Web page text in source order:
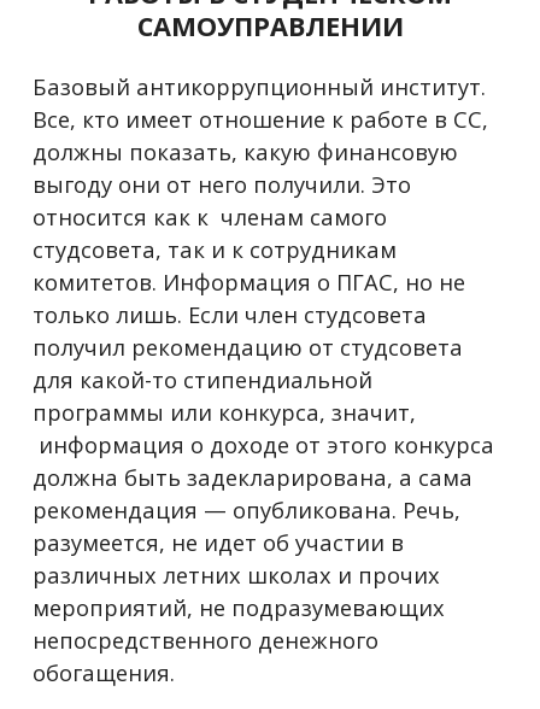
САМОУПРАВЛЕНИИ
Базовый антикоррупционный институт.
Все, кто имеет отношение к работе в СС,
должны показать, какую финансовую
выгоду они от него получили. Это
относится как к членам самого
студсовета, так и к сотрудникам
комитетов. Информация о ПГАС, но не
только лишь. Если член студсовета
получил рекомендацию от студсовета
для какой-то стипендиальной
программы или конкурса, значит,
информация о доходе от этого конкурса
должна быть задекларирована, а сама
рекомендация — опубликована. Речь,
разумеется, не идет об участии в
различных летних школах и прочих
мероприятий, не подразумевающих
непосредственного денежного
обогащения.